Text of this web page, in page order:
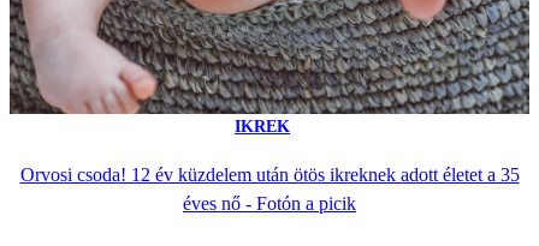
IKREK
Orvosi csoda! 12 év küzdelem után ötös ikreknek adott életet a 35
éves nő - Fotón a picik